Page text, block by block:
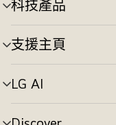
換
科技產品
選
單
切
換
支援主頁
選
單
切
換
LG AI
選
單
切